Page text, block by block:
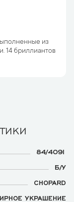
из
14 бриллиантов
84/4091
Б/У
CHOPARD
УКРАШЕНИЕ